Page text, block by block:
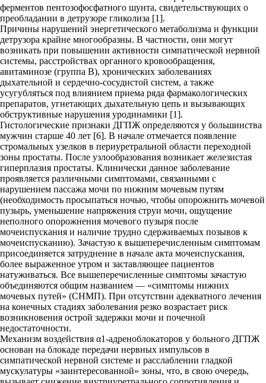
ферментов пентозофосфатного шунта, свидетельствующих о
преобладании в детрузоре гликолиза [1].
Причины нарушений энергетического метаболизма и функции
детрузора крайне многообразны. В частности, они могут
возникать при повышении активности симпатической нервной
системы, расстройствах органного кровообращения,
авитаминозе (группа В), хронических заболеваниях
дыхательной и сердечно-сосудистой систем, а также
усугубляться под влиянием приема ряда фармакологических
препаратов, угнетающих дыхательную цепь и вызывающих
обструктивные нарушения уродинамики [1].
Гистологические признаки ДГПЖ определяются у большинства
мужчин старше 40 лет [6]. В начале отмечается появление
стромальных узелков в периуретральной области переходной
зоны простаты. После узлообразования возникает железистая
гиперплазия простаты. Клинически данное заболевание
проявляется различными симптомами, связанными с
нарушением пассажа мочи по нижним мочевым путям
(необходимость просыпаться ночью, чтобы опорожнить мочевой
пузырь, уменьшение напряжения струи мочи, ощущение
неполного опорожнения мочевого пузыря после
мочеиспускания и наличие трудно сдерживаемых позывов к
мочеиспусканию). Зачастую к вышеперечисленным симптомам
присоединяется затруднение в начале акта мочеиспускания,
более выраженное утром и заставляющее пациентов
натуживаться. Все вышеперечисленные симптомы зачастую
объединяются общим названием — «симптомы нижних
мочевых путей» (СНМП). При отсутствии адекватного лечения
на конечных стадиях заболевания резко возрастает риск
возникновения острой задержки мочи и почечной
недостаточности.
Механизм воздействия α1-адреноблокаторов у больного ДГПЖ
основан на блокаде передачи нервных импульсов в
симпатической нервной системе и расслаблении гладкой
мускулатуры «заинтересованной» зоны, что, в свою очередь,